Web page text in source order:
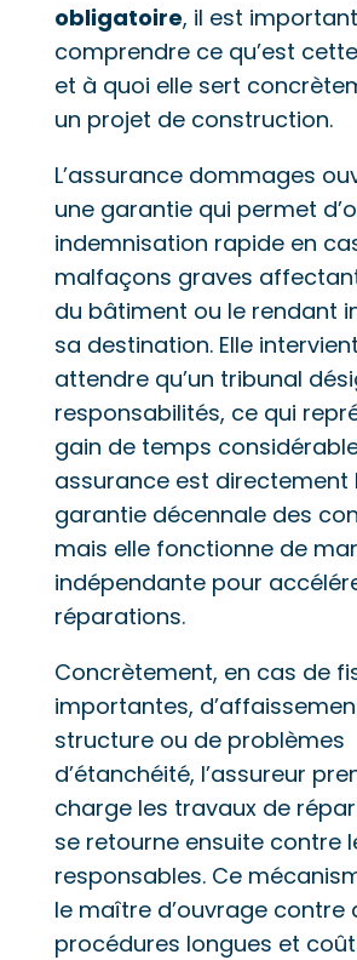
obligatoire, il est
comprendre ce qu’est
et à quoi elle sert
un projet de construction.
L’assurance dommages
une garantie qui permet
indemnisation rapide en
malfaçons graves
du bâtiment ou le rendant
sa destination. Elle
attendre qu’un tribunal
responsabilités, ce qui
gain de temps
assurance est directement
garantie décennale des
mais elle fonctionne de
indépendante pour
réparations.
Concrètement, en cas de
importantes,
structure ou de problèmes
d’étanchéité, l’assureur
charge les travaux de
se retourne ensuite contre
responsables. Ce
le maître d’ouvrage contre
procédures longues et